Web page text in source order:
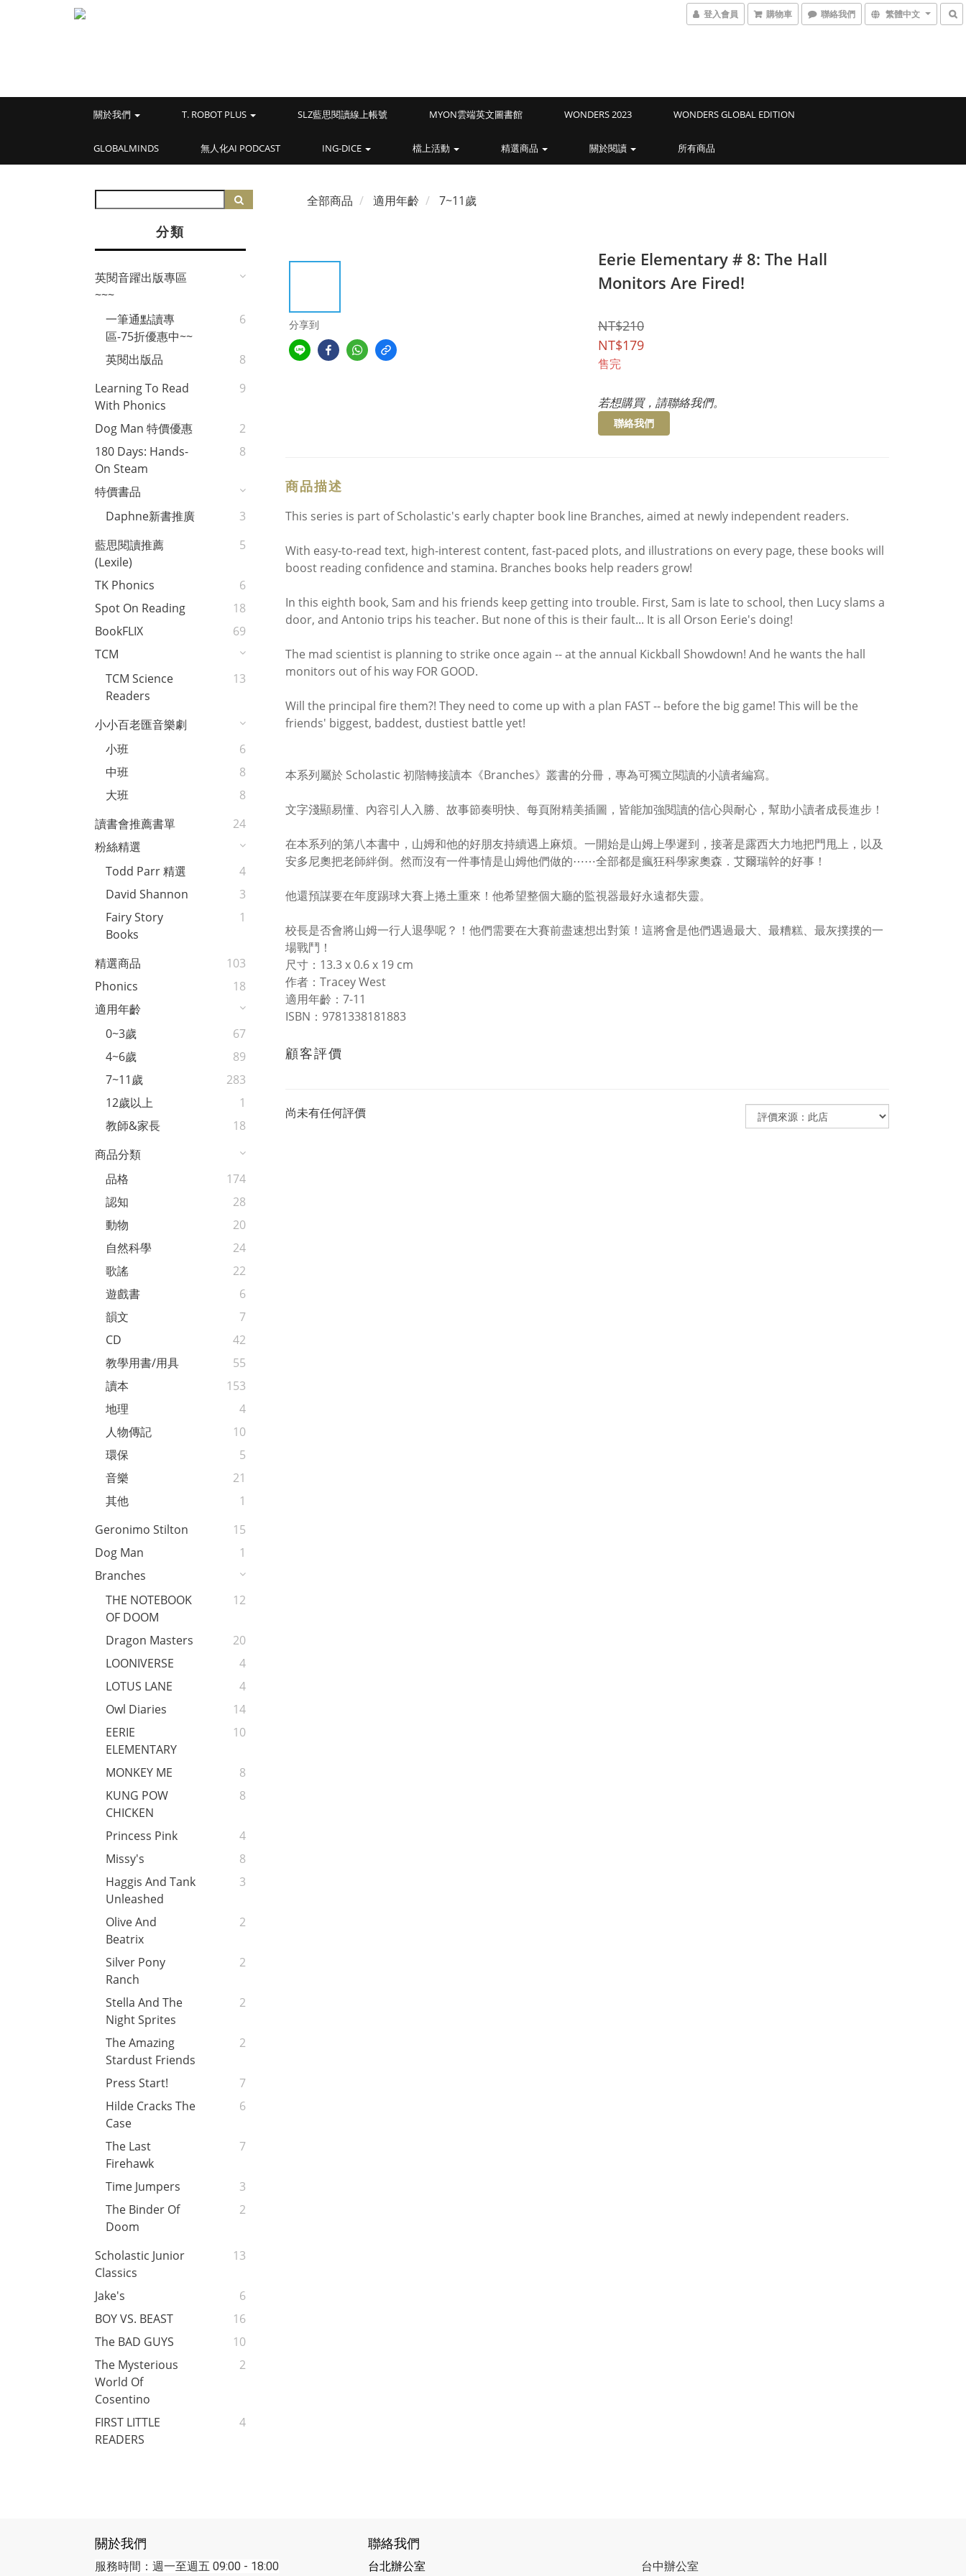
登入會員 購物車 聯絡我們 繁體中文
關於我們 T. ROBOT PLUS SLZ藍思閱讀線上帳號 MYON雲端英文圖書館 WONDERS 2023 WONDERS GLOBAL EDITION
GLOBALMINDS 無人化AI PODCAST ING-DICE 檔上活動 精選商品 關於閱讀 所有商品
分類
英閱音躍出版專區
~~~
一筆通點讀專
區-75折優惠中~~
6
英閱出版品
8
Learning To Read
With Phonics
9
Dog Man 特價優惠
2
180 Days: Hands-
On Steam
8
特價書品
Daphne新書推廣
3
藍思閱讀推薦
(Lexile)
5
TK Phonics
6
Spot On Reading
18
BookFLIX
69
TCM
TCM Science
Readers
13
小小百老匯音樂劇
小班
6
中班
8
大班
8
讀書會推薦書單
24
粉絲精選
Todd Parr 精選
4
David Shannon
3
Fairy Story
Books
1
精選商品
103
Phonics
18
適用年齡
0~3歲
67
4~6歲
89
7~11歲
283
12歲以上
1
教師&家長
18
商品分類
品格
174
認知
28
動物
20
自然科學
24
歌謠
22
遊戲書
6
韻文
7
CD
42
教學用書/用具
55
讀本
153
地理
4
人物傳記
10
環保
5
音樂
21
其他
1
Geronimo Stilton
15
Dog Man
1
Branches
THE NOTEBOOK
OF DOOM
12
Dragon Masters
20
LOONIVERSE
4
LOTUS LANE
4
Owl Diaries
14
EERIE
ELEMENTARY
10
MONKEY ME
8
KUNG POW
CHICKEN
8
Princess Pink
4
Missy's
8
Haggis And Tank
Unleashed
3
Olive And
Beatrix
2
Silver Pony
Ranch
2
Stella And The
Night Sprites
2
The Amazing
Stardust Friends
2
Press Start!
7
Hilde Cracks The
Case
6
The Last
Firehawk
7
Time Jumpers
3
The Binder Of
Doom
2
Scholastic Junior
Classics
13
Jake's
6
BOY VS. BEAST
16
The BAD GUYS
10
The Mysterious
World Of
Cosentino
2
FIRST LITTLE
READERS
4
全部商品 適用年齡 7~11歲
分享到
Eerie Elementary # 8: The Hall
Monitors Are Fired!
NT$210
NT$179
售完
若想購買，請聯絡我們。
聯絡我們
商品描述
This series is part of Scholastic's early chapter book line Branches, aimed at newly independent readers.
With easy-to-read text, high-interest content, fast-paced plots, and illustrations on every page, these books will
boost reading confidence and stamina. Branches books help readers grow!
In this eighth book, Sam and his friends keep getting into trouble. First, Sam is late to school, then Lucy slams a
door, and Antonio trips his teacher. But none of this is their fault... It is all Orson Eerie's doing!
The mad scientist is planning to strike once again -- at the annual Kickball Showdown! And he wants the hall
monitors out of his way FOR GOOD.
Will the principal fire them?! They need to come up with a plan FAST -- before the big game! This will be the
friends' biggest, baddest, dustiest battle yet!
本系列屬於 Scholastic 初階轉接讀本《Branches》叢書的分冊，專為可獨立閱讀的小讀者編寫。
文字淺顯易懂、內容引人入勝、故事節奏明快、每頁附精美插圖，皆能加強閱讀的信心與耐心，幫助小讀者成長進步！
在本系列的第八本書中，山姆和他的好朋友持續遇上麻煩。一開始是山姆上學遲到，接著是露西大力地把門甩上，以及
安多尼奧把老師絆倒。然而沒有一件事情是山姆他們做的⋯⋯全部都是瘋狂科學家奧森．艾爾瑞幹的好事！
他還預謀要在年度踢球大賽上捲土重來！他希望整個大廳的監視器最好永遠都失靈。
校長是否會將山姆一行人退學呢？！他們需要在大賽前盡速想出對策！這將會是他們遇過最大、最糟糕、最灰撲撲的一
場戰鬥！
尺寸：13.3 x 0.6 x 19 cm
作者：Tracey West
適用年齡：7-11
ISBN：9781338181883
顧客評價
尚未有任何評價
關於我們
服務時間：週一至週五 09:00 - 18:00
聯絡我們
台北辦公室
台中辦公室